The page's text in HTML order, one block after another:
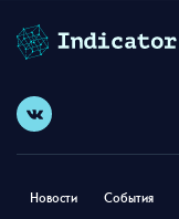
Новости События